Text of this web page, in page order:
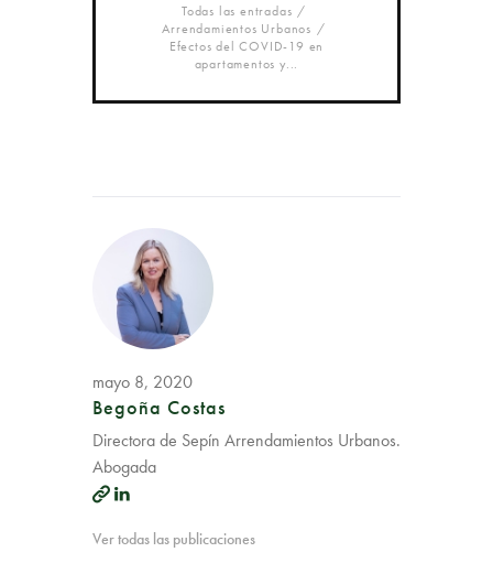
Todas las entradas
Arrendamientos Urbanos
Efectos del COVID-19 en
apartamentos y...
mayo 8, 2020
Begoña Costas
Directora de Sepín Arrendamientos Urbanos.
Abogada
Ver todas las publicaciones